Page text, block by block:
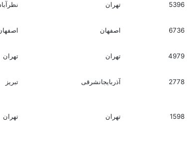
5396 تهران نظرآباد
6736 اصفهان
4979 تهران تهران
2778 آذربایجانشرقی تبریز
1598 تهران تهران